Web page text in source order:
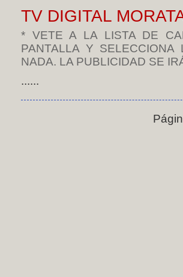
TV DIGITAL
* VETE A LA LISTA DE
PANTALLA Y
NADA. LA PUBLICIDAD SE
......